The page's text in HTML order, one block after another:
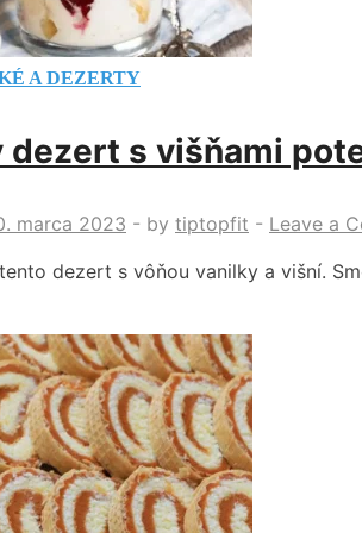
A DEZERTY
s višňami
marca 2023 - by tiptopfit - Leave a
dezert s vôňou vanilky a višní.